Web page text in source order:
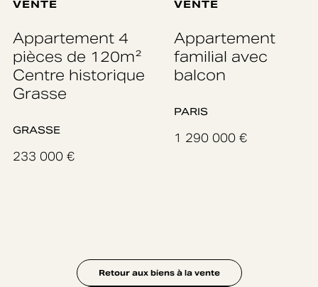
VENTE
Appartement 4
pièces de 120m²
Centre historique
Grasse
GRASSE
233 000 €
VENTE
Appartement
familial avec
balcon
PARIS
1 290 000 €
Retour aux biens à la vente